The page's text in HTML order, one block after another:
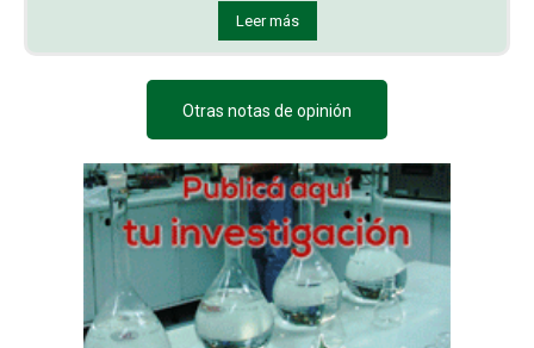
Leer más
Otras notas de opinión